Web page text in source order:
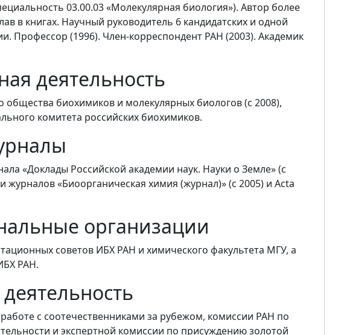
03.00.03 «Молекулярная биология»). Автор более
в книгах. Научный руководитель 6 кандидатских и одной
Профессор (1996). Член-корреспондент РАН (2003). Академик
деятельность
общества биохимиков и молекулярных биологов (с 2008),
комитета российских биохимиков.
«Доклады Российской академии наук. Науки о Земле» (с
журналов «Биоорганическая химия (журнал)» (с 2005) и Acta
организации
советов ИБХ РАН и химического факультета МГУ, а
РАН.
с соотечественниками за рубежом, комиссии РАН по
и экспертной комиссии по присуждению золотой